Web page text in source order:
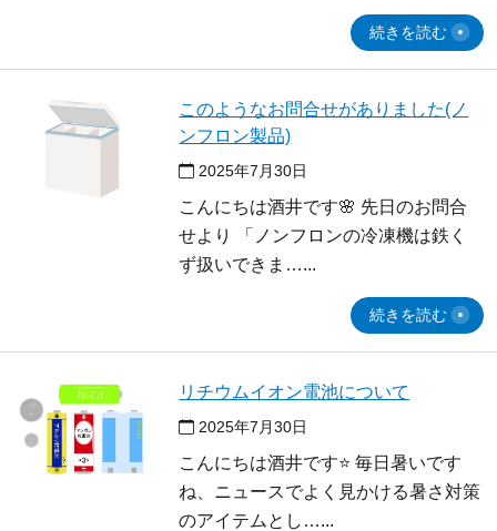
続きを読む
このようなお問合せがありました(ノ
ンフロン製品)
2025年7月30日
こんにちは酒井です🌸 先日のお問合
せより 「ノンフロンの冷凍機は鉄く
ず扱いできま…
続きを読む
リチウムイオン電池について
2025年7月30日
こんにちは酒井です⭐ 毎日暑いです
ね、ニュースでよく見かける暑さ対策
のアイテムとし…